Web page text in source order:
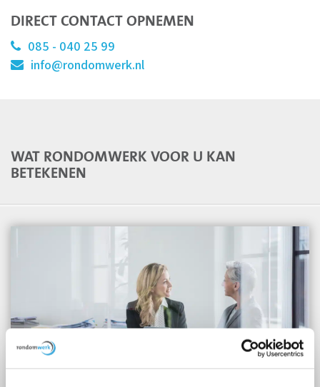
DIRECT CONTACT OPNEMEN
085 - 040 25 99
info@rondomwerk.nl
WAT RONDOMWERK VOOR U KAN
BETEKENEN